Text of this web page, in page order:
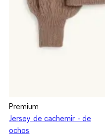
Premium
Jersey de cachemir - de
ochos